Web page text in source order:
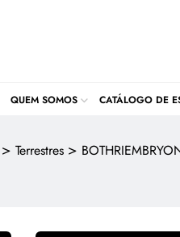
QUEM SOMOS CATÁLOGO DE
> Terrestres >